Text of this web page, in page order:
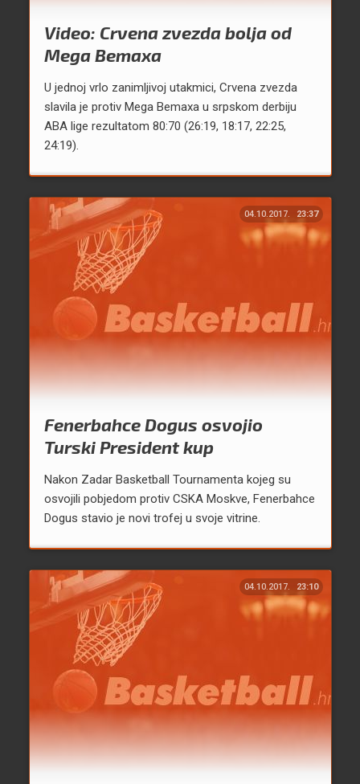
Video: Crvena zvezda bolja od
Mega Bemaxa
U jednoj vrlo zanimljivoj utakmici, Crvena zvezda
slavila je protiv Mega Bemaxa u srpskom derbiju
ABA lige rezultatom 80:70 (26:19, 18:17, 22:25,
24:19).
04.10.2017. 23:37
Fenerbahce Dogus osvojio
Turski President kup
Nakon Zadar Basketball Tournamenta kojeg su
osvojili pobjedom protiv CSKA Moskve, Fenerbahce
Dogus stavio je novi trofej u svoje vitrine.
04.10.2017. 23:10